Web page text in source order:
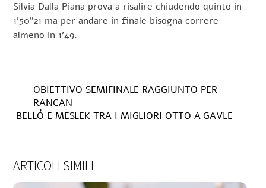
Silvia Dalla Piana prova a risalire chiudendo quinto in
1’50″21 ma per andare in finale bisogna correre
almeno in 1’49.
OBIETTIVO SEMIFINALE RAGGIUNTO PER
RANCAN
BELLÓ E MESLEK TRA I MIGLIORI OTTO A GAVLE
ARTICOLI SIMILI